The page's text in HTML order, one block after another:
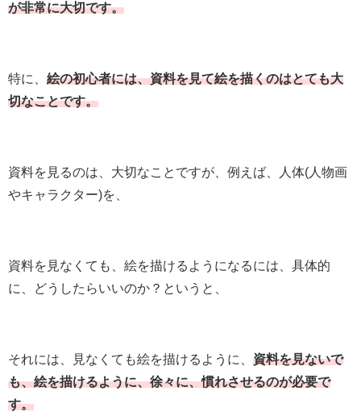
が非常に大切です。
特に、 絵の初心者には、資料を見て絵を描くのはとても大
切なことです。
資料を見るのは、大切なことですが、例えば、人体(人物画
やキャラクター)を、
資料を見なくても、絵を描けるようになるには、具体的
に、どうしたらいいのか？というと、
それには、見なくても絵を描けるように、 資料を見ないで
も、絵を描けるように、徐々に、慣れさせるのが必要で
す。